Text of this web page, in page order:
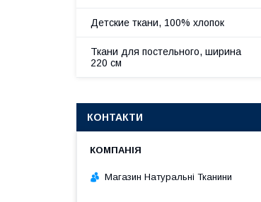
Детские ткани, 100% хлопок
Ткани для постельного, ширина
220 см
КОНТАКТИ
Магазин Натуральні Тканини